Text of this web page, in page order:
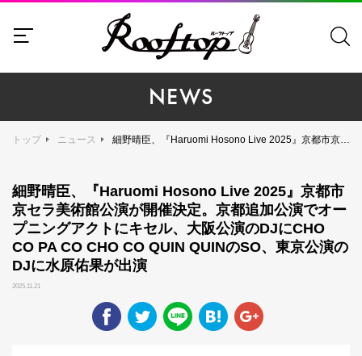
NEWS
トップ ニュース 細野晴臣、『Haruomi Hosono Live 2025』京都市京セラ美術館公演が開催決定。京都追加公演でオープニングアクトにキセル、大阪公演のDJにCHO CO PA CO CHO CO QUIN QUINのSO、東京公演のDJに水原佑果が出演
細野晴臣、『Haruomi Hosono Live 2025』京都市
京セラ美術館公演が開催決定。京都追加公演でオー
プニングアクトにキセル、大阪公演のDJにCHO
CO PA CO CHO CO QUIN QUINのSO、東京公演の
DJに水原佑果が出演
2025.11.21